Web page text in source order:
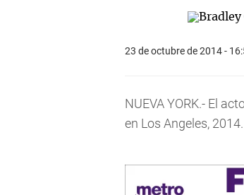
23 de octubre de 2014 -
NUEVA YORK.- El
en Los Angeles,